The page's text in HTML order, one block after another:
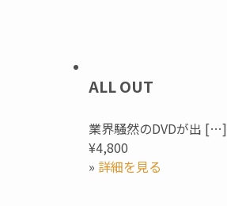
ALL OUT
業界騒然のDVDが出 […]
¥4,800
» 詳細を見る